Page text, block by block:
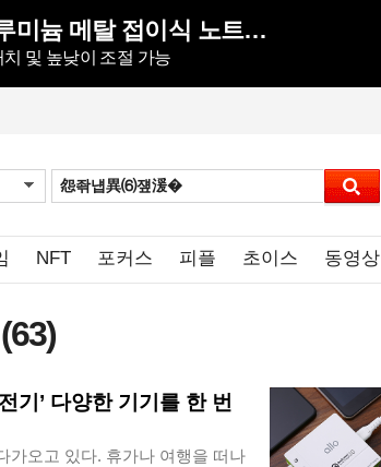
모락 시뮬러 알루미늄 메탈 접이식 노트북 거치대S
및 높낮이 조절 가능
NFT 포커스 피플 초이스 동영상
(63)
기’ 다양한 기기를 한 번
가오고 있다. 휴가나 여행을 떠나